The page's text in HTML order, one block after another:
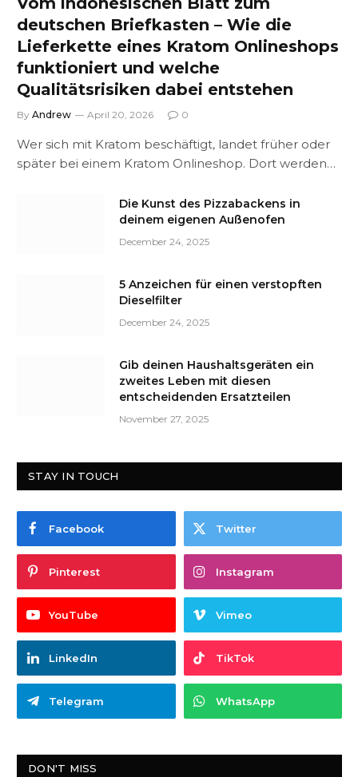
deutschen Briefkasten – Wie die
Lieferkette eines Kratom Onlineshops
funktioniert und welche
Qualitätsrisiken dabei entstehen
By Andrew April 20, 2026 0
Wer sich mit Kratom beschäftigt, landet früher oder
später bei einem Kratom Onlineshop. Dort werden…
Die Kunst des Pizzabackens in
deinem eigenen Außenofen
December 24, 2025
5 Anzeichen für einen verstopften
Dieselfilter
December 24, 2025
Gib deinen Haushaltsgeräten ein
zweites Leben mit diesen
entscheidenden Ersatzteilen
November 27, 2025
STAY IN TOUCH
Facebook Twitter
Pinterest Instagram
YouTube Vimeo
LinkedIn TikTok
Telegram WhatsApp
DON'T MISS